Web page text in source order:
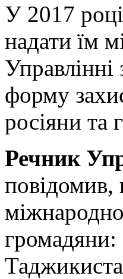
У 2017
надати їм
форму
росіяни та
Речник
повідомив,
громадяни: